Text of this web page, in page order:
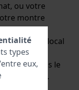
ou votre
montre
de poste local
(y compris le
confirmée.
types
eux,